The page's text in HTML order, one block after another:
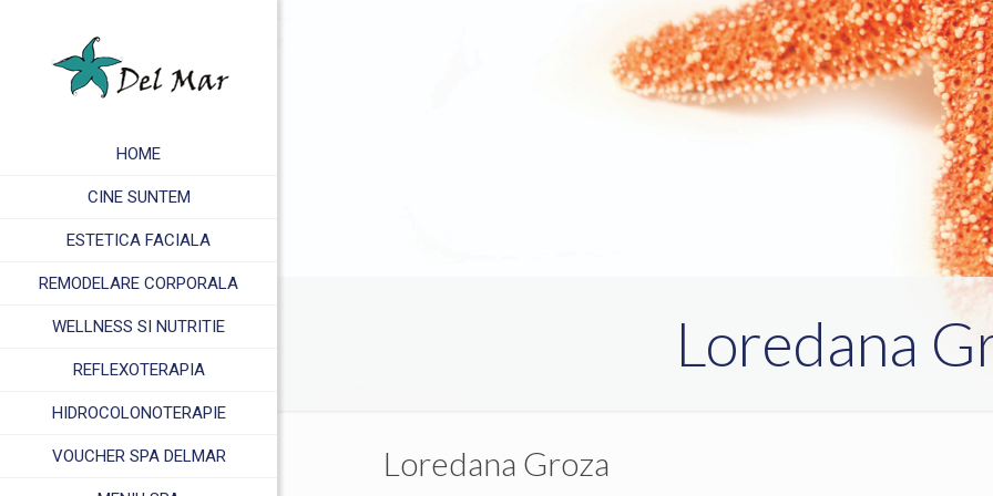
HOME
CINE SUNTEM
ESTETICA FACIALA
REMODELARE CORPORALA
WELLNESS SI NUTRITIE
REFLEXOTERAPIA
HIDROCOLONOTERAPIE
VOUCHER SPA DELMAR
Loredana
Loredana Groza